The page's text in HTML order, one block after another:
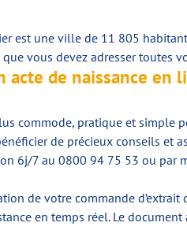
est une ville de 11 805
vous devez adresser toutes
acte de naissance en
commode, pratique et simple
de précieux conseils et
6j/7 au 0800 94 75 53 ou par
de votre commande d’extrait
en temps réel. Le